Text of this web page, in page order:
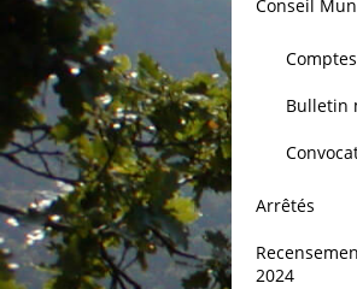
Conseil
Bulletin
Arrêtés
2024